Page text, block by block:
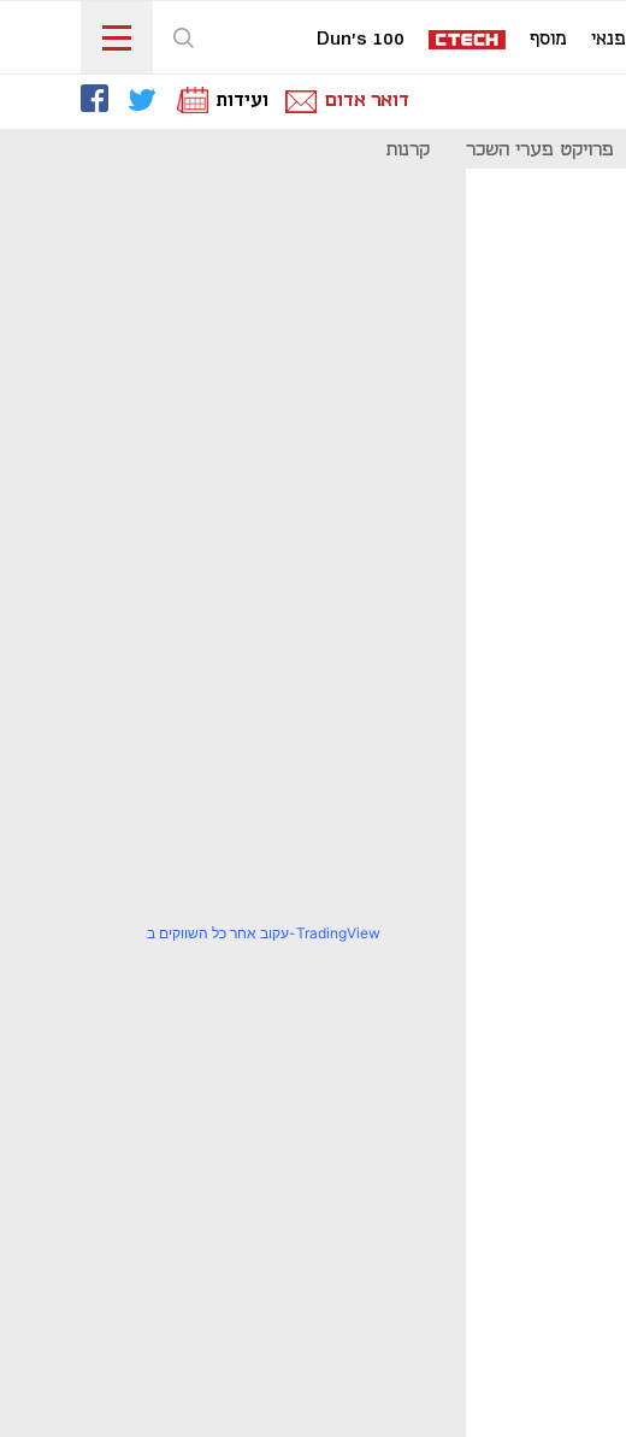
פנאי מוסף Dun's 100
דואר אדום ועידות
פרויקט פערי השכר קרנות
עקוב אחר כל השווקים ב-TradingView